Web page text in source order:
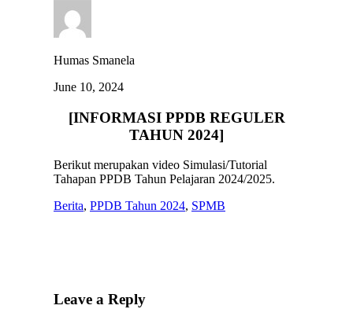
Humas Smanela
June 10, 2024
[INFORMASI PPDB REGULER
TAHUN 2024]
Berikut merupakan video Simulasi/Tutorial
Tahapan PPDB Tahun Pelajaran 2024/2025.
Berita, PPDB Tahun 2024, SPMB
Leave a Reply